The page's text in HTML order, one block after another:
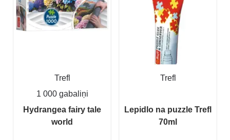
Trefl
1 000 gabaliņi
Hydrangea fairy tale
world
Trefl
Lepidlo na puzzle Trefl
70ml